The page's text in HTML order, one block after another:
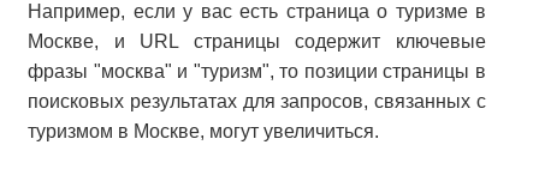
Например, если у вас есть страница о туризме в
Москве, и URL страницы содержит ключевые
фразы "москва" и "туризм", то позиции страницы в
поисковых результатах для запросов, связанных с
туризмом в Москве, могут увеличиться.